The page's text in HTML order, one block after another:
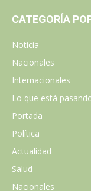
CATEGORÍA
Noticia
Nacionales
Internacionales
Lo que está
Portada
Política
Actualidad
Salud
Nacionales